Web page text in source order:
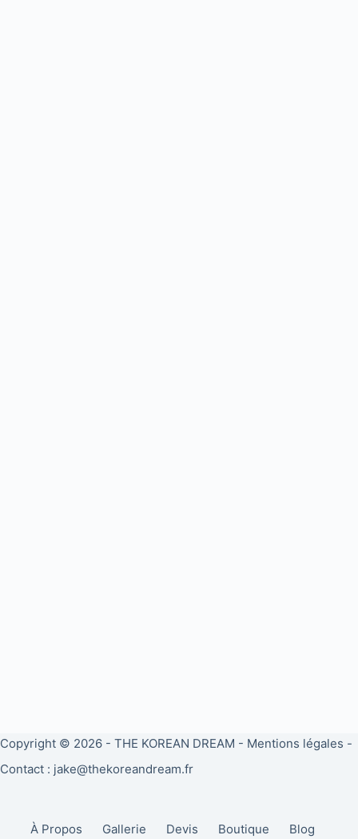
Copyright © 2026 - THE KOREAN DREAM - Mentions légales -
Contact : jake@thekoreandream.fr
À Propos Gallerie Devis Boutique Blog